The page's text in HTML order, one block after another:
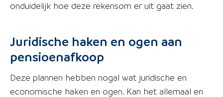
onduidelijk hoe deze rekensom er uit gaat zien.
Juridische haken en ogen aan
pensioenafkoop
Deze plannen hebben nogal wat juridische en
economische haken en ogen. Kan het allemaal en